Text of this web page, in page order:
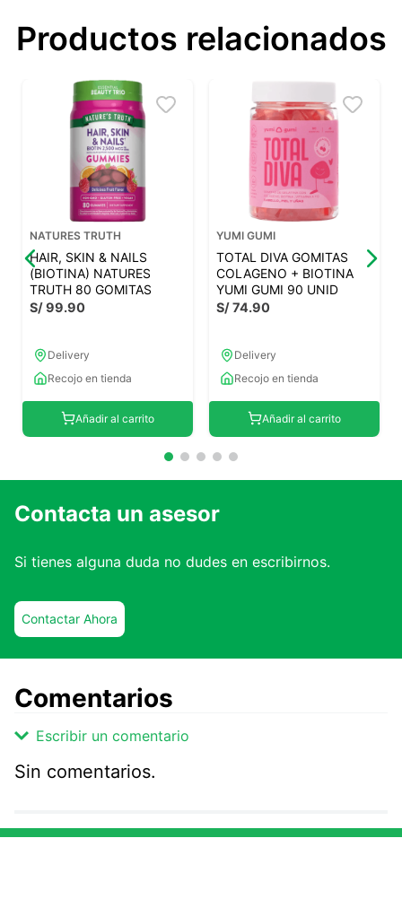
Productos relacionados
NATURES TRUTH
HAIR, SKIN & NAILS
(BIOTINA) NATURES
TRUTH 80 GOMITAS
S/99.90
Delivery
Recojo en tienda
Añadir al carrito
YUMI GUMI
TOTAL DIVA GOMITAS
COLAGENO + BIOTINA
YUMI GUMI 90 UNID
S/74.90
Delivery
Recojo en tienda
Añadir al carrito
Contacta un asesor
Si tienes alguna duda no dudes en escribirnos.
Contactar Ahora
Comentarios
Escribir un comentario
Sin comentarios.